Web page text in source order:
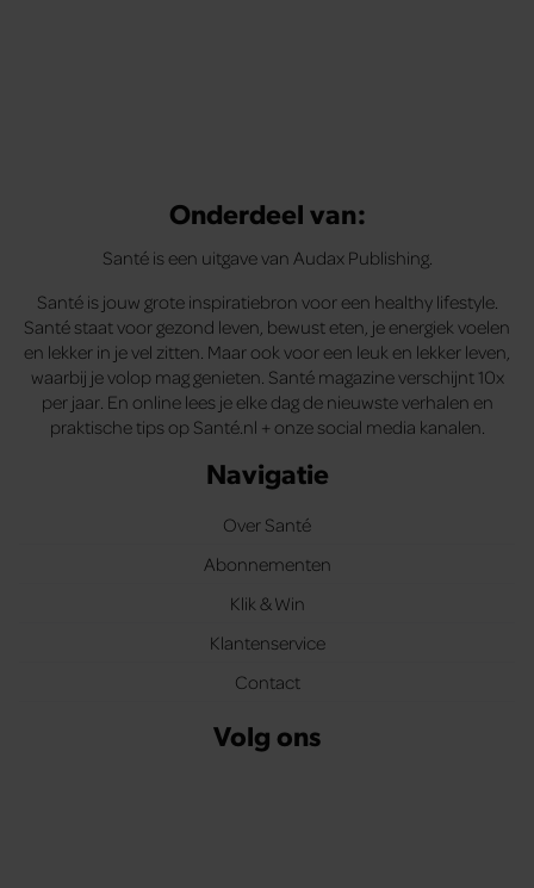
Onderdeel van:
Santé is een uitgave van Audax Publishing.
Santé is jouw grote inspiratiebron voor een healthy lifestyle.
Santé staat voor gezond leven, bewust eten, je energiek voelen
en lekker in je vel zitten. Maar ook voor een leuk en lekker leven,
waarbij je volop mag genieten. Santé magazine verschijnt 10x
per jaar. En online lees je elke dag de nieuwste verhalen en
praktische tips op Santé.nl + onze social media kanalen.
Navigatie
Over Santé
Abonnementen
Klik & Win
Klantenservice
Contact
Volg ons